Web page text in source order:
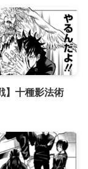
】十種影法術